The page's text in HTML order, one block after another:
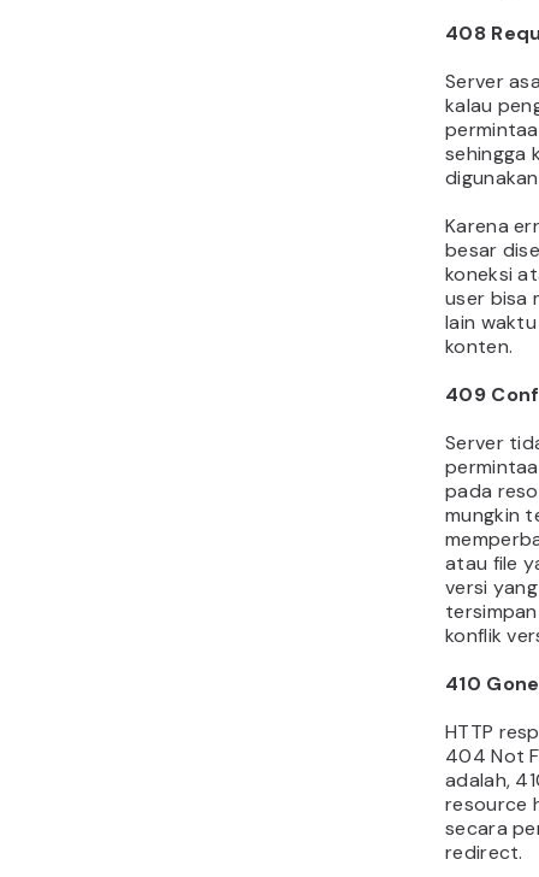
408
Server
kalau
sehingga
Karena
besar
koneksi
user bisa
lain
konten.
409
Server
pada
mungkin
atau file
versi
konflik
410 Gone
HTTP
404 Not
adalah,
resource
secara
redirect.